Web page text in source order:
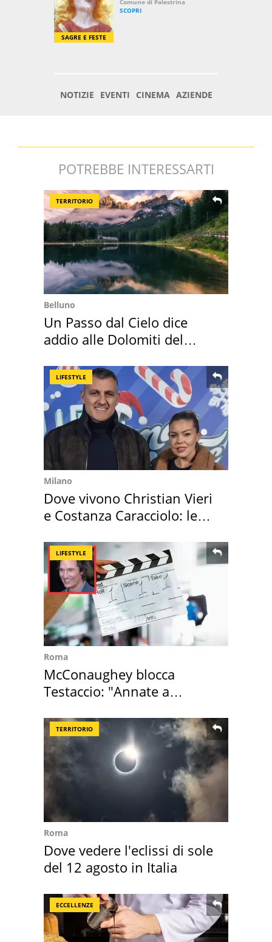
POTREBBE INTERESSARTI
TERRITORIO
Belluno
Un Passo dal Cielo dice
addio alle Dolomiti del
LIFESTYLE
Milano
Dove vivono Christian Vieri
e Costanza Caracciolo: le
LIFESTYLE
Roma
McConaughey blocca
Testaccio: "Annate a
TERRITORIO
Roma
Dove vedere l'eclissi di sole
del 12 agosto in Italia
ECCELLENZE